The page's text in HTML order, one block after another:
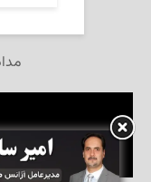
تمام حقوق این